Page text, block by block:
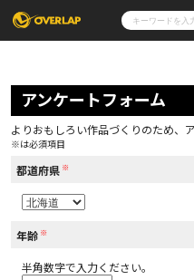
コミック
コミックガルド
コミッククリエ
LiQulle
ラブパルフェ
その他
コミックエッセイ
アクセス
オーバーラップホールディングス
アンケートフォーム
よりおもしろい作品づくりのため、
※は必須項目
都道府県 ※
年齢 ※
半角数字で入力ください。